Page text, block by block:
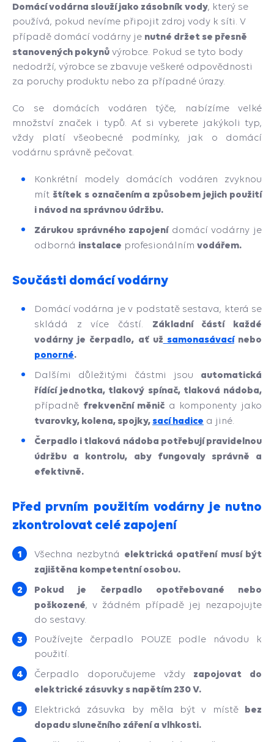
Domácí vodárna slouží jako zásobník vody, který se
používá, pokud nevíme připojit zdroj vody k síti. V
případě domácí vodárny je nutné držet se přesně
stanovených pokynů výrobce. Pokud se tyto body
nedodrží, výrobce se zbavuje veškeré odpovědnosti
za poruchy produktu nebo za případné úrazy.
Co se domácích vodáren týče, nabízíme velké
množství značek i typů. Ať si vyberete jakýkoli typ,
vždy platí všeobecné podmínky, jak o domácí
vodárnu správně pečovat.
Konkrétní modely domácích vodáren zvyknou
mít štítek s označením a způsobem jejich použití
i návod na správnou údržbu.
Zárukou správného zapojenídomácí vodárny je
odborná instalace profesionálním vodářem.
Součásti domácí vodárny
Domácí vodárna je v podstatě sestava, která se
skládá z více částí. Základní částí každé
vodárny je čerpadlo, ať už samonasávacínebo
ponorné.
Dalšími důležitými částmi jsou automatická
řídící jednotka, tlakový spínač, tlaková nádoba,
případně frekvenční měnič a komponenty jako
tvarovky, kolena, spojky,sací hadice a jiné.
Čerpadlo i tlaková nádoba potřebují pravidelnou
údržbu a kontrolu, aby fungovaly správně a
efektivně.
Před prvním použitím vodárny je nutno
zkontrolovat celé zapojení
Všechna nezbytná elektrická opatření musí být
zajištěna kompetentní osobou.
Pokud je čerpadlo opotřebované nebo
poškozené, v žádném případě jej nezapojujte
do sestavy.
Používejte čerpadlo POUZE podle návodu k
použití.
Čerpadlo doporučujeme vždy zapojovat do
elektrické zásuvky s napětím 230 V.
Elektrická zásuvka by měla být v místě bez
dopadu slunečního záření a vlhkosti.